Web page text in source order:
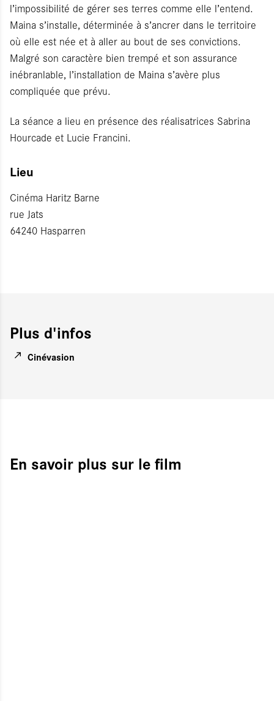
l’impossibilité de gérer ses terres comme elle l’entend.
Maina s’installe, déterminée à s’ancrer dans le territoire
où elle est née et à aller au bout de ses convictions.
Malgré son caractère bien trempé et son assurance
inébranlable, l’installation de Maina s’avère plus
compliquée que prévu.
La séance a lieu en présence des réalisatrices Sabrina
Hourcade et Lucie Francini.
Lieu
Cinéma Haritz Barne
rue Jats
64240 Hasparren
Plus d'infos
Cinévasion
En savoir plus sur le film